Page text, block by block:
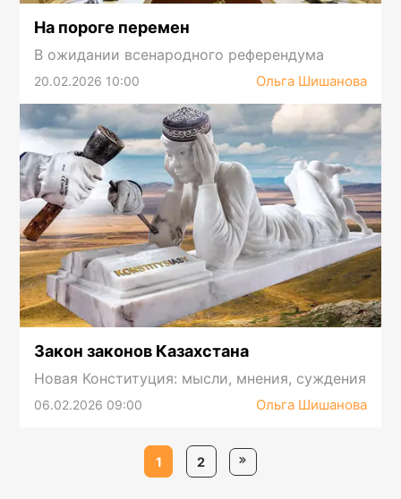
На пороге перемен
В ожидании всенародного референдума
20.02.2026 10:00 Ольга Шишанова
Закон законов Казахстана
Новая Конституция: мысли, мнения, суждения
06.02.2026 09:00 Ольга Шишанова
1 2